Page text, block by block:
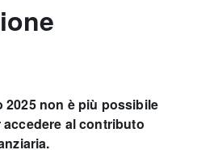
2025 non è più possibile
al contributo